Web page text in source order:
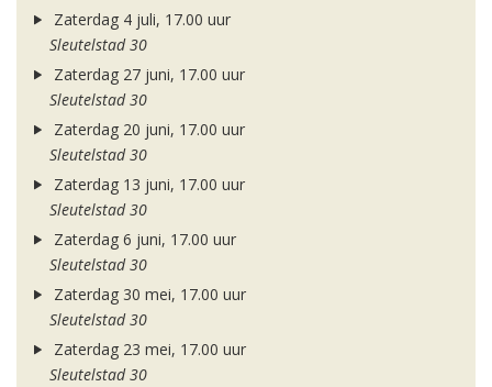
Zaterdag 4 juli, 17.00 uur
Sleutelstad 30
Zaterdag 27 juni, 17.00 uur
Sleutelstad 30
Zaterdag 20 juni, 17.00 uur
Sleutelstad 30
Zaterdag 13 juni, 17.00 uur
Sleutelstad 30
Zaterdag 6 juni, 17.00 uur
Sleutelstad 30
Zaterdag 30 mei, 17.00 uur
Sleutelstad 30
Zaterdag 23 mei, 17.00 uur
Sleutelstad 30